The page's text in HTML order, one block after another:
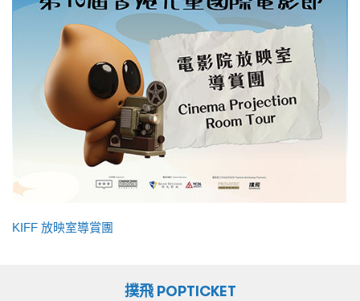
KIFF 放映室導賞團
撲飛 POPTICKET